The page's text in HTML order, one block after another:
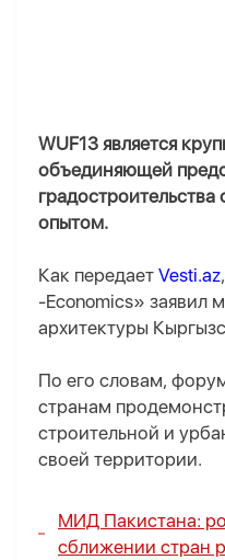
WUF13 является
объединяющей
опытом.
Как передает Vesti.az
-Economics» заявил
архитектуры
По его словам,
странам
строительной и
своей территории.
МИД Пакистана:
сближении стран